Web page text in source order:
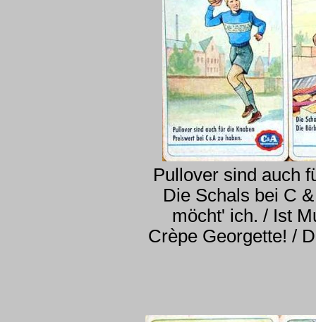
Pullover sind auch
Die Schals bei C
möcht' ich. / Ist
Crèpe Georgette! /